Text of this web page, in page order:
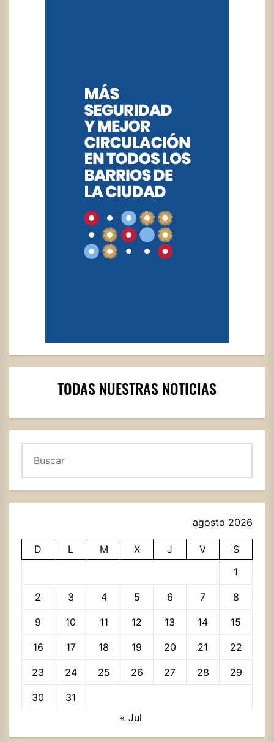
TODAS NUESTRAS NOTICIAS
agosto 2026
D L M X J V
S
1
2 3 4 5 6 7 8
9 10 11 12 13 14 15
16 17 18 19 20 21 22
23 24 25 26 27 28 29
30
31
« Jul